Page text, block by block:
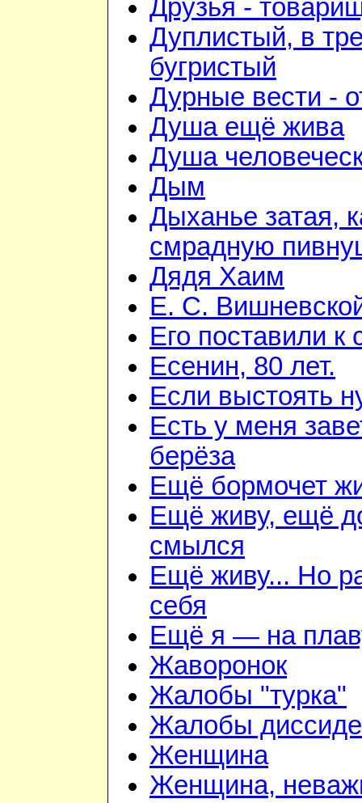
Друзья -
Дуплистый, в
бугристый
Дурные вести -
Душа ещё жива
Душа
Дым
Дыханье затая,
смрадную
Дядя Хаим
Е. С.
Его поставили к
Есенин, 80 лет.
Если выстоять
Есть у меня
берёза
Ещё бормочет
Ещё живу, ещё
смылся
Ещё живу... Но
себя
Ещё я — на
Жаворонок
Жалобы "турка"
Жалобы
Женщина
Женщина,